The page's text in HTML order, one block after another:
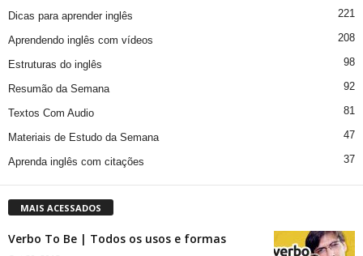
Dicas para aprender inglês 221
Aprendendo inglês com vídeos 208
Estruturas do inglês 98
Resumão da Semana 92
Textos Com Audio 81
Materiais de Estudo da Semana 47
Aprenda inglês com citações 37
MAIS ACESSADOS
Verbo To Be | Todos os usos e formas